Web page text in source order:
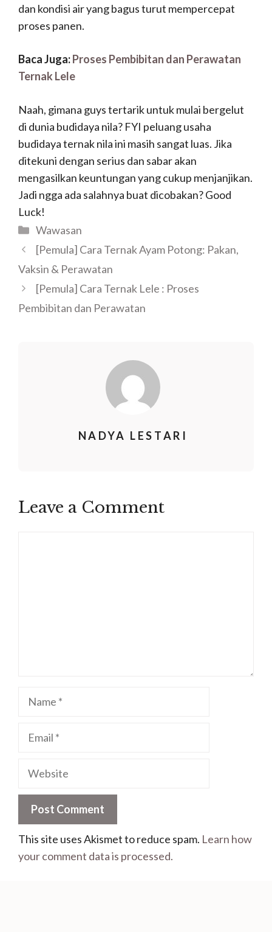
dan kondisi air yang bagus turut mempercepat
proses panen.
Baca Juga:Proses Pembibitan dan Perawatan
Ternak Lele
Naah, gimana guys tertarik untuk mulai bergelut
di dunia budidaya nila? FYI peluang usaha
budidaya ternak nila ini masih sangat luas. Jika
ditekuni dengan serius dan sabar akan
mengasilkan keuntungan yang cukup menjanjikan.
Jadi ngga ada salahnya buat dicobakan? Good
Luck!
Wawasan
[Pemula] Cara Ternak Ayam Potong: Pakan,
Vaksin & Perawatan
[Pemula] Cara Ternak Lele : Proses
Pembibitan dan Perawatan
NADYA LESTARI
Leave a Comment
This site uses Akismet to reduce spam. Learn how
your comment data is processed.